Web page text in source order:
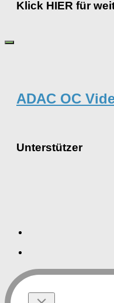
Klick HIER für
ADAC OC
Unterstützer